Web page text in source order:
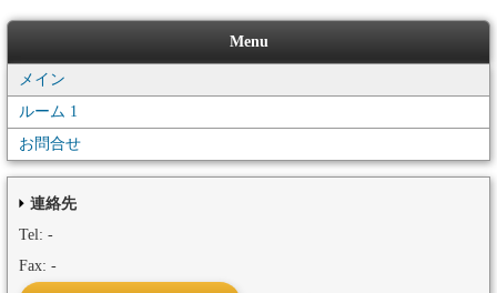
Menu
メイン
ルーム 1
お問合せ
連絡先
Tel: -
Fax: -